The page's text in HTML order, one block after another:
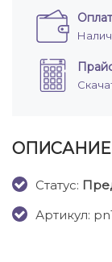
ОПИСАНИЕ
Cтатус:
Артикул: